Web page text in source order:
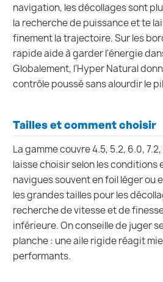
navigation, les décollages sont
la recherche de puissance et te
finement la trajectoire. Sur les
rapide aide à garder l'énergie
Globalement, l'Hyper Natural
contrôle poussé sans alourdir le
Tailles et comment choisir
La gamme couvre 4.5, 5.2, 6.0,
laisse choisir selon les conditions
navigues souvent en foil léger ou
les grandes tailles pour les
recherche de vitesse et de
inférieure. On conseille de juger
planche : une aile rigide réagit
performants.